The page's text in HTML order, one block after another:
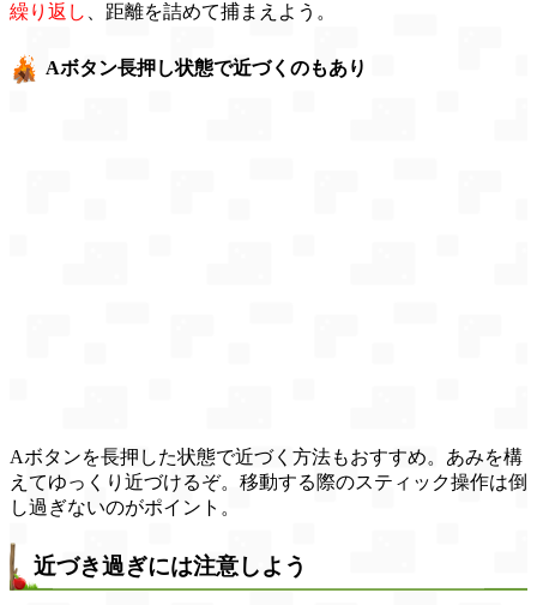
繰り返し
、距離を詰めて捕まえよう。
Aボタン長押し状態で近づくのもあり
Aボタンを長押した状態で近づく方法もおすすめ。あみを構
えてゆっくり近づけるぞ。移動する際のスティック操作は倒
し過ぎないのがポイント。
近づき過ぎには注意しよう